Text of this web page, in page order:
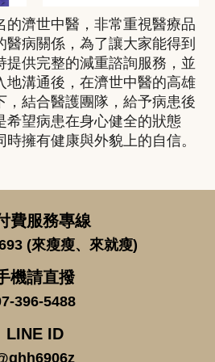
的濟世中醫，非常重視醫療品
病關係，為了讓大家能得到
提供完整的減重諮詢服務，並
地溝通後，在濟世中醫的高雄
，結合醫護團隊，給予病患後
希望病患在身心健全的狀態
擁有健康與外貌上的自信。
費服務專線
(來瘦瘦、來就瘦)
機請直撥
396-5488
LINE ID